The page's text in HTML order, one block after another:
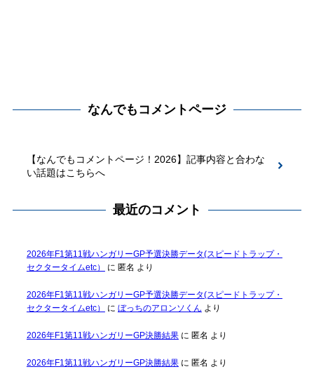
なんでもコメントページ
【なんでもコメントページ！2026】記事内容と合わな
い話題はこちらへ
最近のコメント
2026年F1第11戦ハンガリーGP予選決勝データ(スピードトラップ・
セクタータイムetc）
に 匿名 より
2026年F1第11戦ハンガリーGP予選決勝データ(スピードトラップ・
セクタータイムetc）
に ぼっちのアロンソくん より
2026年F1第11戦ハンガリーGP決勝結果に 匿名 より
2026年F1第11戦ハンガリーGP決勝結果に 匿名 より